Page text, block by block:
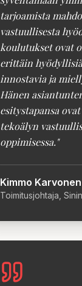
tarjoamista
vastuullisesta
koulutukset ovat
erittäin
innostavia ja
Hänen
esitystapansa
tekoälyn
oppimisessa."
Kimmo Karvonen
Toimitusjohtaja,